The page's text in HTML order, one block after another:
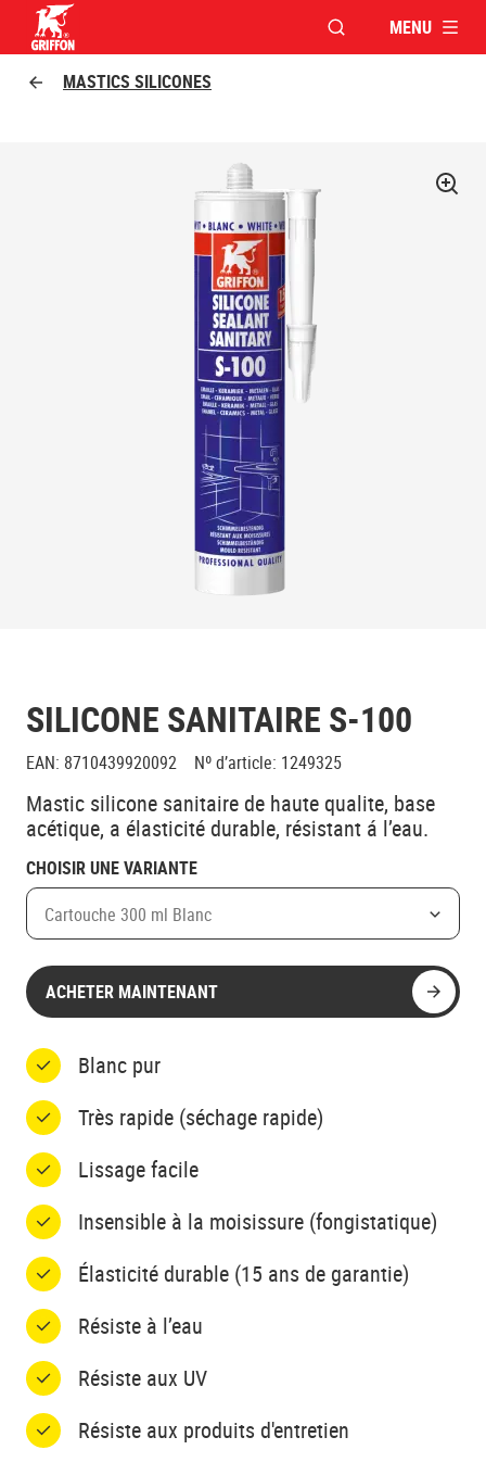
OUVRIR LAMENU
MASTICS SILICONES
SILICONE SANITAIRE S-100
EAN: 8710439920092 Nº d’article: 1249325
Mastic silicone sanitaire de haute qualite, base
acétique, a élasticité durable, résistant á l’eau.
CHOISIR UNE VARIANTE
Cartouche 300 ml Blanc
ACHETER MAINTENANT
Blanc pur
Très rapide (séchage rapide)
Lissage facile
Insensible à la moisissure (fongistatique)
Élasticité durable (15 ans de garantie)
Résiste à l’eau
Résiste aux UV
Résiste aux produits d'entretien